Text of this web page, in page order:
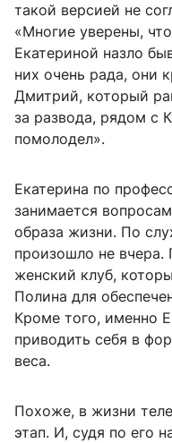
такой версией не
«Многие уверены,
Екатериной назло
них очень рада, они
Дмитрий, который
за развода, рядом с
помолодел».
Екатерина по
занимается
образа жизни. По
произошло не вчера.
женский клуб,
Полина для
Кроме того, именно
приводить себя в
веса.
Похоже, в жизни
этап. И, судя по его